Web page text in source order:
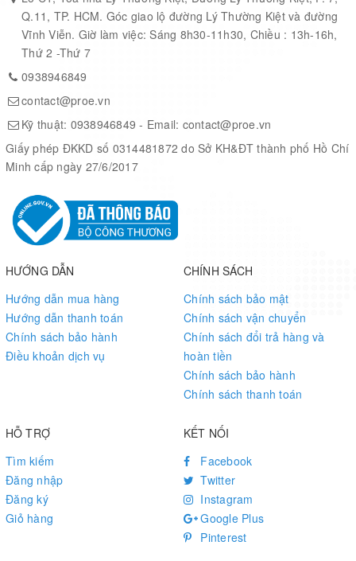
Q.11, TP. HCM. Góc giao lộ đường Lý Thường Kiệt và đường
Vĩnh Viễn. Giờ làm việc: Sáng 8h30-11h30, Chiều : 13h-16h,
Thứ 2 -Thứ 7
0938946849
contact@proe.vn
Kỹ thuật: 0938946849 - Email: contact@proe.vn
Giấy phép ĐKKD số 0314481872 do Sở KH&ĐT thành phố Hồ Chí
Minh cấp ngày 27/6/2017
HƯỚNG DẪN
Hướng dẫn mua hàng
Hướng dẫn thanh toán
Chính sách bảo hành
Điều khoản dịch vụ
CHÍNH SÁCH
Chính sách bảo mật
Chính sách vận chuyển
Chính sách đổi trả hàng và
hoàn tiền
Chính sách bảo hành
Chính sách thanh toán
HỖ TRỢ
Tìm kiếm
Đăng nhập
Đăng ký
Giỏ hàng
KẾT NỐI
Facebook
Twitter
Instagram
Google Plus
Pinterest